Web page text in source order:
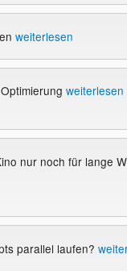
weiterlesen
weiterlesen
nur noch für lange
parallel laufen?